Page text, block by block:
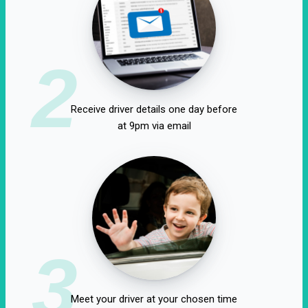
2Receive driver details one day before
at 9pm via email
3Meet your driver at your chosen time